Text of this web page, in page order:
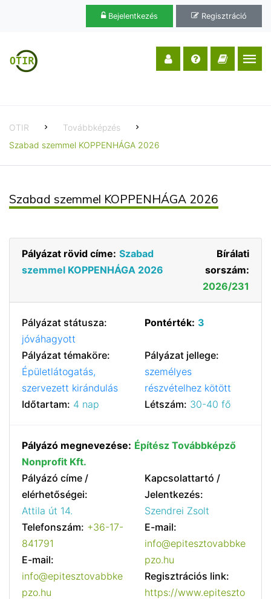
Bejelentkezés Regisztráció
OTIR
Továbbképzés
Szabad szemmel KOPPENHÁGA 2026
Szabad szemmel KOPPENHÁGA 2026
Pályázat rövid címe: Szabad
szemmel KOPPENHÁGA 2026
Bírálati
sorszám:
2026/231
Pályázat státusza:
jóváhagyott
Pontérték: 3
Pályázat témaköre:
Épületlátogatás,
szervezett kirándulás
Pályázat jellege:
személyes
részvételhez kötött
Időtartam: 4 nap Létszám: 30-40 fő
Pályázó megnevezése: Építész Továbbképző
Nonprofit Kft.
Pályázó címe /
elérhetőségei:
Attila út 14.
Telefonszám: +36-17-
841791
E-mail:
info@epitesztovabbke
pzo.hu
Kapcsolattartó /
Jelentkezés:
Szendrei Zsolt
E-mail:
info@epitesztovabbke
pzo.hu
Regisztrációs link:
https://www.epiteszto